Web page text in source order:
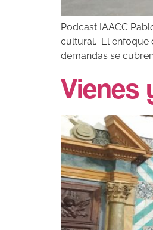
Podcast IAACC
cultural. El enfoque
demandas se
Vienes